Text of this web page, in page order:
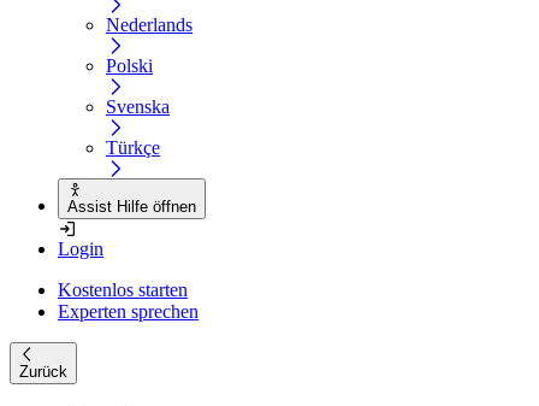
Nederlands
Polski
Svenska
Türkçe
Assist Hilfe öffnen
Login
Kostenlos starten
Experten sprechen
Zurück